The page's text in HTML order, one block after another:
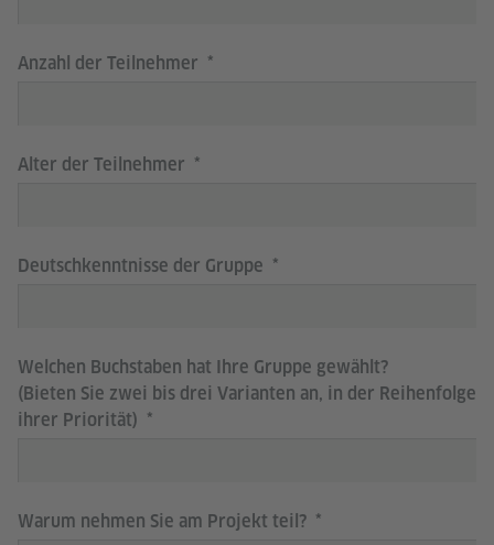
Anzahl der Teilnehmer
Alter der Teilnehmer
Deutschkenntnisse der Gruppe
Welchen Buchstaben hat Ihre Gruppe gewählt?
(Bieten Sie zwei bis drei Varianten an, in der Reihenfolge
ihrer Priorität)
Warum nehmen Sie am Projekt teil?